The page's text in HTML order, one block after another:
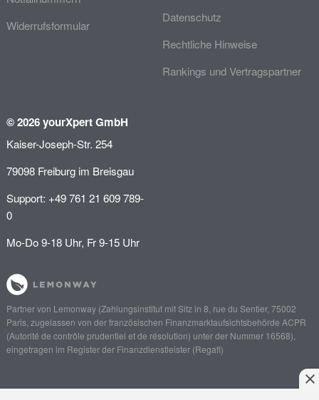
Widerrufsformular
Datenschutz
Rechtliche Hinweise
Rankings und Vertragspartner
© 2026 yourXpert GmbH
Kaiser-Joseph-Str. 254
79098 Freiburg im Breisgau
Support: +49 761 21 609 789-
0
Mo-Do 9-18 Uhr, Fr 9-15 Uhr
Partner von Lemonway(Zahlungsinstitut mit Sitz in 8, rue du Sentier, 75002
Paris, zugelassen von der französischen Finanzmarktaufsichtsbehörde ACPR
(Autorité de contrôle prudentiel et de résolution) unter der Nummer 16568),
eingetragen im Register der Finanzdienstleister (Regafi)